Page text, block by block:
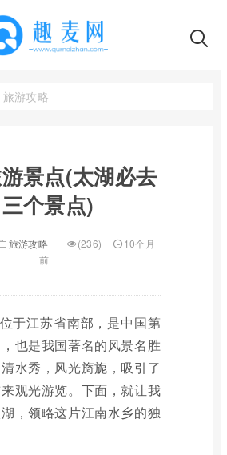
旅游攻略
景点(太湖必去
三个景点)
旅游攻略 (236)
10个月
前
于江苏省南部，是中国第
也是我国著名的风景名胜
水秀，风光旖旎，吸引了
观光游览。下面，就让我
，领略这片江南水乡的独